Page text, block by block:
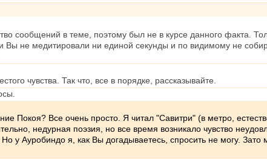
сообщений в теме, поэтому был не в курсе данного факта.
Вы не медитировали ни единой секунды и по видимому не
чувства. Так что, все в порядке, рассказывайте.
Покоя? Все очень просто. Я читал "Савитри" (в метро,
недурная поэзия, но все время возникало чувство
Но у Ауробиндо я, как Вы догадываетесь, спросить не могу.